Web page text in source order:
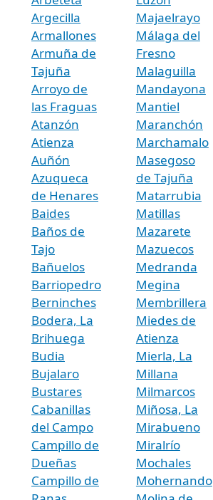
Argecilla
Armallones
Armuña de
Tajuña
Arroyo de
las Fraguas
Atanzón
Atienza
Auñón
Azuqueca
de Henares
Baides
Baños de
Tajo
Bañuelos
Barriopedro
Berninches
Bodera, La
Brihuega
Budia
Bujalaro
Bustares
Cabanillas
del Campo
Campillo de
Dueñas
Campillo de
Majaelrayo
Málaga del
Fresno
Malaguilla
Mandayona
Mantiel
Maranchón
Marchamalo
Masegoso
de Tajuña
Matarrubia
Matillas
Mazarete
Mazuecos
Medranda
Megina
Membrillera
Miedes de
Atienza
Mierla, La
Millana
Milmarcos
Miñosa, La
Mirabueno
Miralrío
Mochales
Mohernando